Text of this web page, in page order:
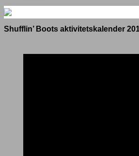
Shufflin’ Boots aktivitetskalender